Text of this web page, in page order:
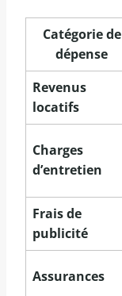
Catégorie de
dépense
Revenus
locatifs
Charges
d’entretien
Frais de
publicité
Assurances